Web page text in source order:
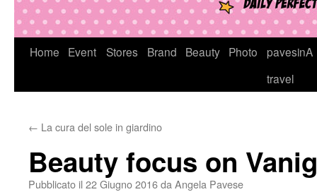
VaiHome Event Stores Brand Beauty Photo
pavesinA
travel
← La cura del sole in giardino
Beauty focus on
Pubblicato il 22 Giugno 2016da Angela Pavese